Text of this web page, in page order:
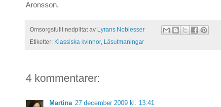
Aronsson.
Omsorgsfullt nedplitat av Lyrans Noblesser
Etiketter: Klassiska kvinnor, Läsutmaningar
4 kommentarer:
Martina 27 december 2009 kl. 13:41